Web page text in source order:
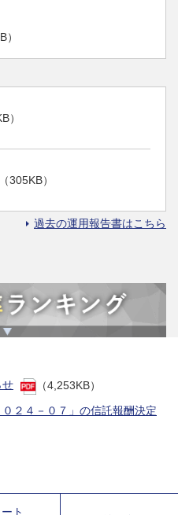
）
）
（305KB）
過去の運用報告書はこちら
せ
（4,253KB）
２４－０７」の信託報酬決定
ト